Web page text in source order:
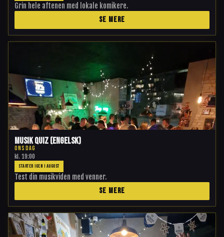
Grin hele aftenen med lokale komikere.
SE MERE
Musik Quiz (engelsk)
ONSDAG
kl. 19:00
STARTER IGEN I AUGUST
Test din musikviden med venner.
SE MERE